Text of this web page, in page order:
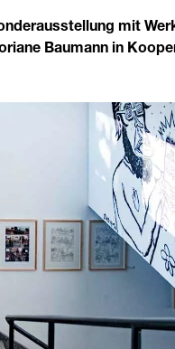
mit
Baumann in